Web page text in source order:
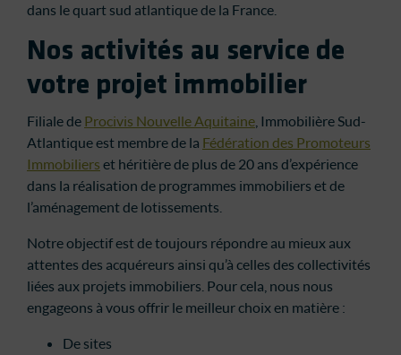
dans le quart sud atlantique de la France.
Nos activités au service de
votre projet immobilier
Filiale de Procivis Nouvelle Aquitaine , Immobilière Sud-
Atlantique est membre de la Fédération des Promoteurs
Immobiliers et héritière de plus de 20 ans d’expérience
dans la réalisation de programmes immobiliers et de
l’aménagement de lotissements.
Notre objectif est de toujours répondre au mieux aux
attentes des acquéreurs ainsi qu’à celles des collectivités
liées aux projets immobiliers. Pour cela, nous nous
engageons à vous offrir le meilleur choix en matière :
De sites